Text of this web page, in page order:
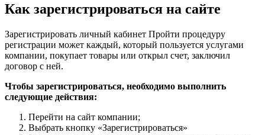
Как зарегистрироваться на сайте
Зарегистрировать личный кабинет Пройти процедуру
регистрации может каждый, который пользуется услугами
компании, покупает товары или открыл счет, заключил
договор с ней.
Чтобы зарегистрироваться, необходимо выполнить
следующие действия:
Перейти на сайт компании;
Выбрать кнопку «Зарегистрироваться»